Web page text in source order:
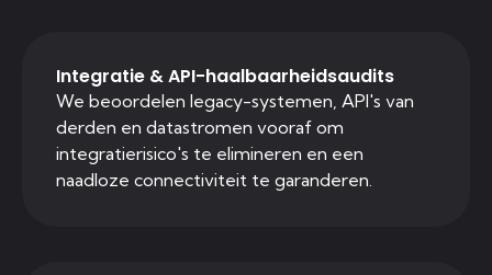
Integratie & API-haalbaarheidsaudits
We beoordelen legacy-systemen, API's van
derden en datastromen vooraf om
integratierisico's te elimineren en een
naadloze connectiviteit te garanderen.